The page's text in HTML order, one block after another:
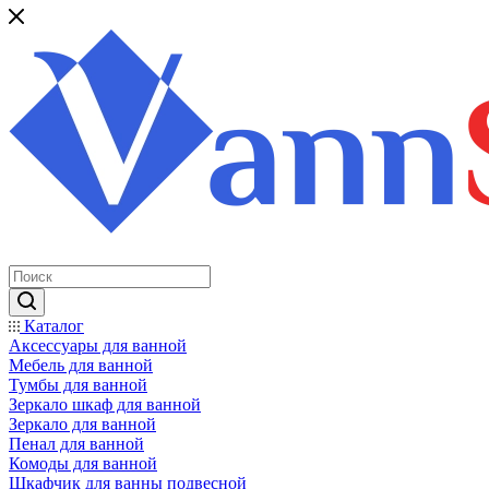
Каталог
Аксессуары для ванной
Мебель для ванной
Тумбы для ванной
Зеркало шкаф для ванной
Зеркало для ванной
Пенал для ванной
Комоды для ванной
Шкафчик для ванны подвесной